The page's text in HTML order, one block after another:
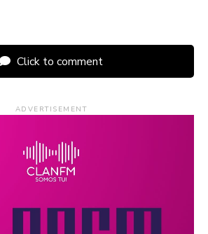
Click to comment
ADVERTISEMENT